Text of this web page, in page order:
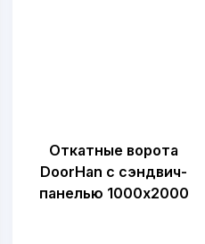
Откатные ворота
DoorHan с сэндвич-
панелью 1000x2000